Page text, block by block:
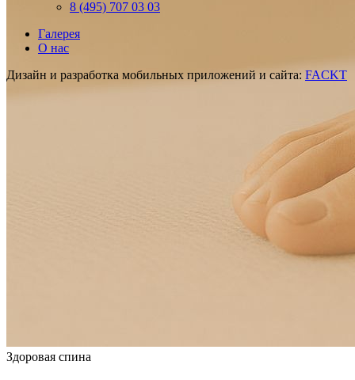
Здоровая спина
8 (495) 707 03 03
Галерея
О нас
Дизайн и разработка мобильных приложений и сайта: FACKT